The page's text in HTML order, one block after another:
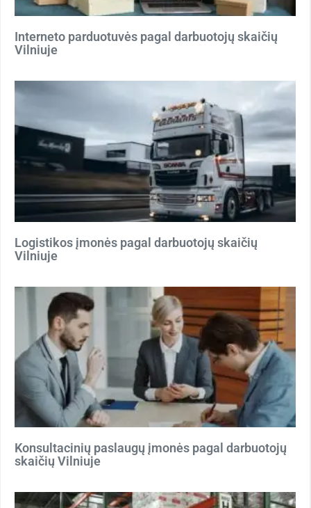
Interneto parduotuvės pagal darbuotojų skaičių
Vilniuje
Logistikos įmonės pagal darbuotojų skaičių
Vilniuje
Konsultacinių paslaugų įmonės pagal darbuotojų
skaičių Vilniuje